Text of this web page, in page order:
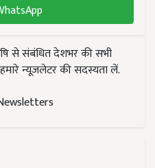
से संबंधित देशभर की सभी
न्यूज़लेटर की सदस्यता लें.